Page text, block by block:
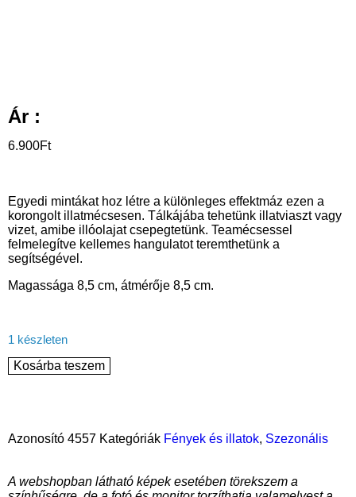
Ár :
6.900Ft
Egyedi mintákat hoz létre a különleges effektmáz ezen a
korongolt illatmécsesen. Tálkájába tehetünk illatviaszt vagy
vizet, amibe illóolajat csepegtetünk. Teamécsessel
felmelegítve kellemes hangulatot teremthetünk a
segítségével.
Magassága 8,5 cm, átmérője 8,5 cm.
1 készleten
Kosárba teszem
Azonosító 4557 Kategóriák Fények és illatok, Szezonális
A webshopban látható képek esetében törekszem a